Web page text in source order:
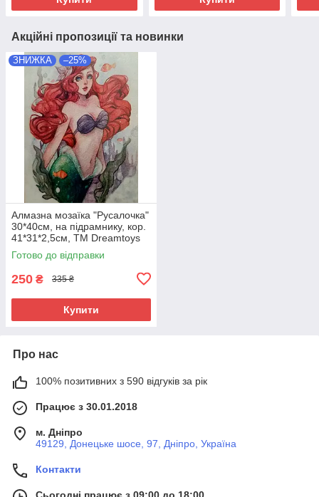
Акційні пропозиції та новинки
ЗНИЖКА –25%
Алмазна мозаїка "Русалочка"
30*40см, на підрамнику, кор.
41*31*2,5см, ТМ Dreamtoys
Готово до відправки
250 ₴ 335 ₴
Купити
Про нас
100% позитивних з 590 відгуків за рік
Працює з 30.01.2018
м. Дніпро
49129, Донецьке шосе, 97, Дніпро, Україна
Контакти